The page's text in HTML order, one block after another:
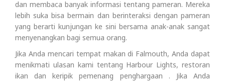
dan membaca banyak informasi tentang pameran. Mereka
lebih suka bisa bermain dan berinteraksi dengan pameran
yang berarti kunjungan ke sini bersama anak-anak sangat
menyenangkan bagi semua orang.
Jika Anda mencari tempat makan di Falmouth, Anda dapat
menikmati ulasan kami tentang Harbour Lights, restoran
ikan dan keripik pemenang penghargaan . Jika Anda